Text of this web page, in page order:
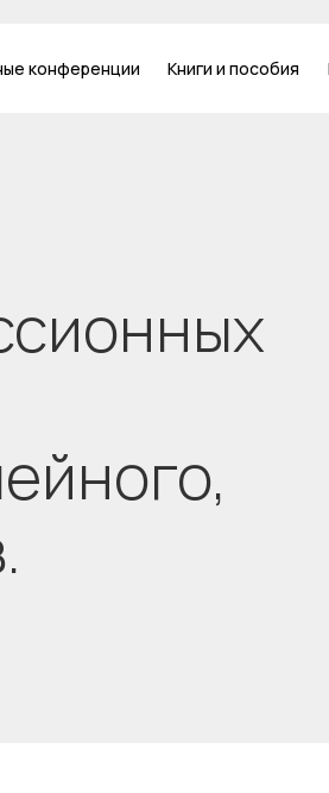
конференции Книги и пособия